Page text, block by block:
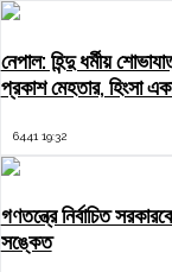
নেপাল: হিন্দু ধর্মীয়
প্রকাশ মেহতার, হিংসা
6441 19:32
গণতন্ত্রে নির্বাচিত
সঙ্কেত